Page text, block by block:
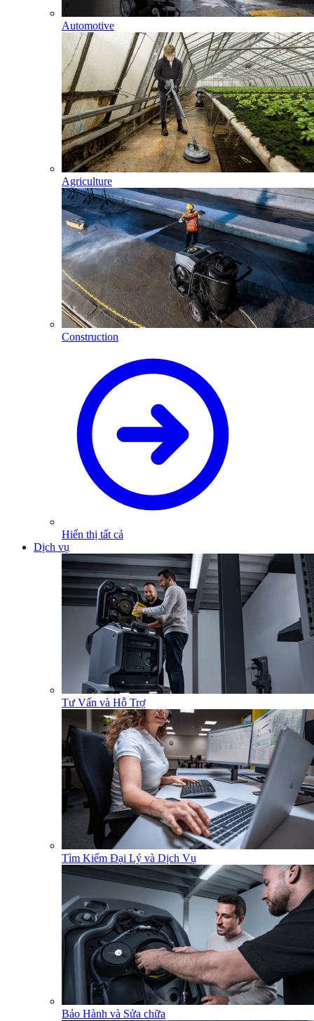
Automotive
Agriculture
Construction
Hiển thị tất cả
Dịch vụ
Tư Vấn và Hỗ Trợ
Tìm Kiếm Đại Lý và Dịch Vụ
Bảo Hành và Sửa chữa